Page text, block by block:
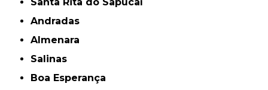
Andradas
Almenara
Salinas
Boa Esperança